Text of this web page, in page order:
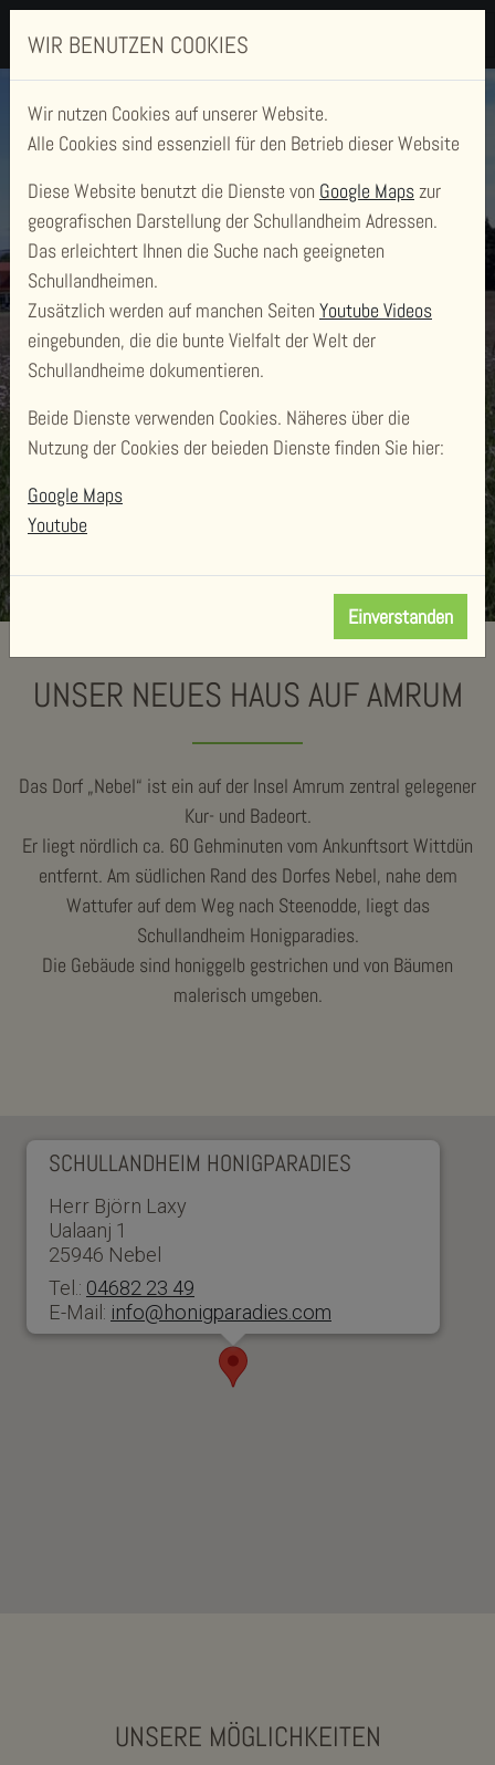
SCHULLANDHEIM
HONIGPARADIES
UNSER NEUES HAUS AUF AMRUM
Das Dorf „Nebel“ ist ein auf der Insel Amrum zentral gelegener
Kur- und Badeort.
Er liegt nördlich ca. 60 Gehminuten vom Ankunftsort Wittdün
entfernt. Am südlichen Rand des Dorfes Nebel, nahe dem
Wattufer auf dem Weg nach Steenodde, liegt das
Schullandheim Honigparadies.
Die Gebäude sind honiggelb gestrichen und von Bäumen
malerisch umgeben.
SCHULLANDHEIM HONIGPARADIES
Herr Björn Laxy
Ualaanj 1
25946 Nebel
Tel.: 04682 23 49
E-Mail: info@honigparadies.com
UNSERE MÖGLICHKEITEN
WIR BENUTZEN COOKIES
Wir nutzen Cookies auf unserer Website.
Alle Cookies sind essenziell für den Betrieb dieser Website
Diese Website benutzt die Dienste von Google Mapszur
geografischen Darstellung der Schullandheim Adressen.
Das erleichtert Ihnen die Suche nach geeigneten
Schullandheimen.
Zusätzlich werden auf manchen Seiten Youtube Videos
eingebunden, die die bunte Vielfalt der Welt der
Schullandheime dokumentieren.
Beide Dienste verwenden Cookies. Näheres über die
Nutzung der Cookies der beieden Dienste finden Sie hier:
Google Maps
Youtube
Einverstanden